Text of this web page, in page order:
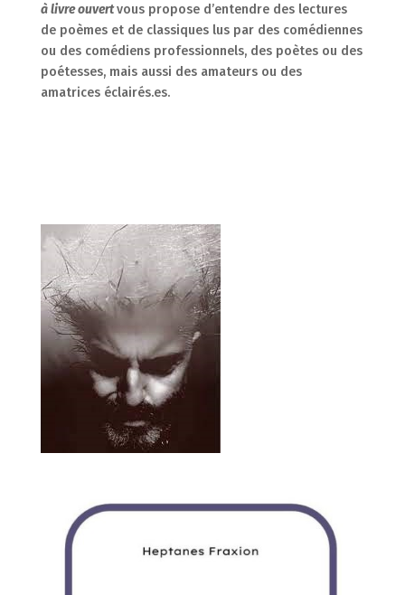
à livre ouvertvous propose d’entendre des lectures
de poèmes et de classiques lus par des comédiennes
ou des comédiens professionnels, des poètes ou des
poétesses, mais aussi des amateurs ou des
amatrices éclairés.es.